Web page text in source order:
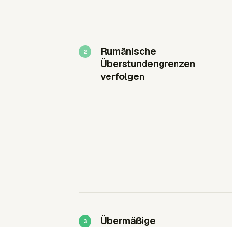
Rumänische
Überstundengrenzen
verfolgen
Übermäßige